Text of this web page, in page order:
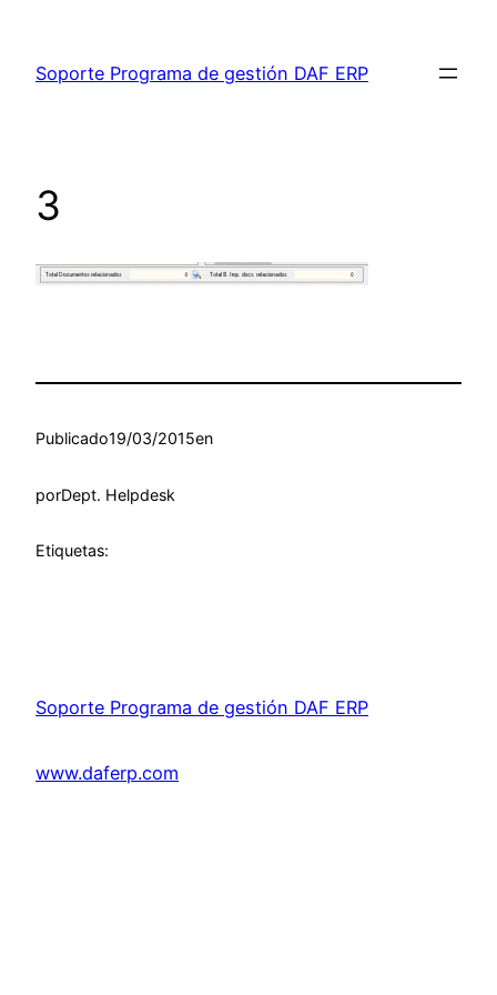
contenido
Soporte Programa de gestión DAF ERP
3
Publicado19/03/2015en
porDept. Helpdesk
Etiquetas:
Soporte Programa de gestión DAF ERP
www.daferp.com